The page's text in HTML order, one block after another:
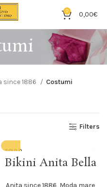
0 0,00€
since 1886
Costumi
Filters
SOLD O
Bikini Anita Bella
Anita since 1886, Moda mare